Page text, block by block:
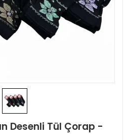
Desenli Tül Çorap -